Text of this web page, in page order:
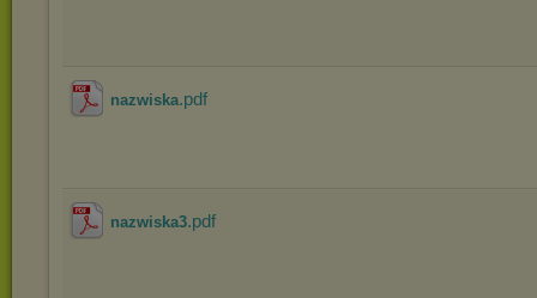
nazwiska.pdf
nazwiska3.pdf